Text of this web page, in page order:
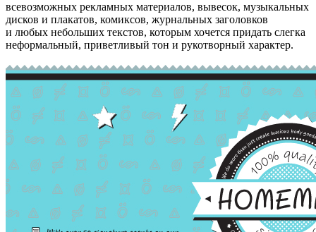
всевозможных рекламных материалов, вывесок, музыкальных
дисков и плакатов, комиксов, журнальных заголовков
и любых небольших текстов, которым хочется придать слегка
неформальный, приветливый тон и рукотворный характер.